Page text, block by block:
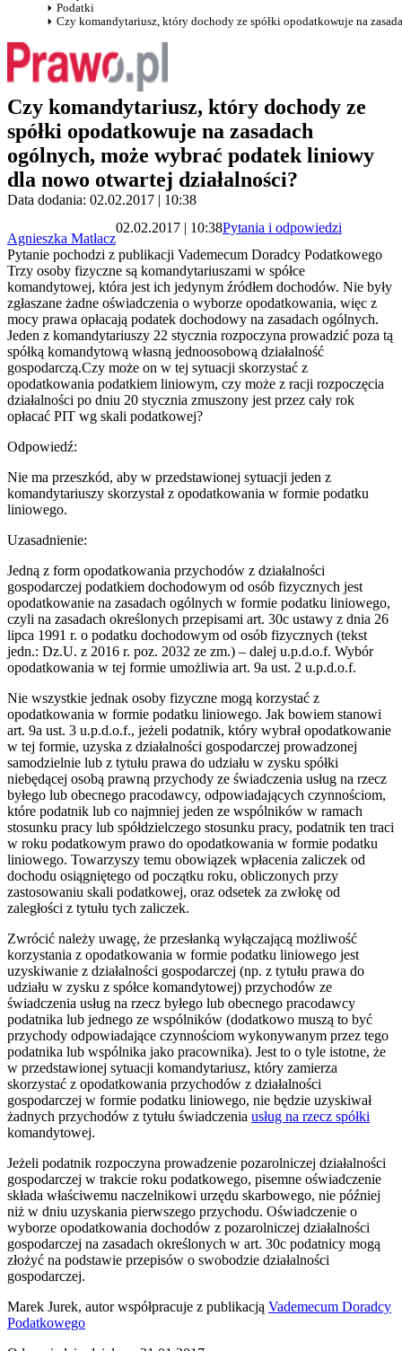
Podatki
Czy komandytariusz, który dochody ze spółki opodatkowuje na
Czy komandytariusz, który dochody ze
spółki opodatkowuje na zasadach
ogólnych, może wybrać podatek liniowy
dla nowo otwartej działalności?
Data dodania: 02.02.2017 | 10:38
Agnieszka Matłacz
02.02.2017 | 10:38Pytania i odpowiedzi
Pytanie pochodzi z publikacji Vademecum Doradcy Podatkowego
Trzy osoby fizyczne są komandytariuszami w spółce
komandytowej, która jest ich jedynym źródłem dochodów. Nie były
zgłaszane żadne oświadczenia o wyborze opodatkowania, więc z
mocy prawa opłacają podatek dochodowy na zasadach ogólnych.
Jeden z komandytariuszy 22 stycznia rozpoczyna prowadzić poza tą
spółką komandytową własną jednoosobową działalność
gospodarczą.Czy może on w tej sytuacji skorzystać z
opodatkowania podatkiem liniowym, czy może z racji rozpoczęcia
działalności po dniu 20 stycznia zmuszony jest przez cały rok
opłacać PIT wg skali podatkowej?
Odpowiedź:
Nie ma przeszkód, aby w przedstawionej sytuacji jeden z
komandytariuszy skorzystał z opodatkowania w formie podatku
liniowego.
Uzasadnienie:
Jedną z form opodatkowania przychodów z działalności
gospodarczej podatkiem dochodowym od osób fizycznych jest
opodatkowanie na zasadach ogólnych w formie podatku liniowego,
czyli na zasadach określonych przepisami art. 30c ustawy z dnia 26
lipca 1991 r. o podatku dochodowym od osób fizycznych (tekst
jedn.: Dz.U. z 2016 r. poz. 2032 ze zm.) – dalej u.p.d.o.f. Wybór
opodatkowania w tej formie umożliwia art. 9a ust. 2 u.p.d.o.f.
Nie wszystkie jednak osoby fizyczne mogą korzystać z
opodatkowania w formie podatku liniowego. Jak bowiem stanowi
art. 9a ust. 3 u.p.d.o.f., jeżeli podatnik, który wybrał opodatkowanie
w tej formie, uzyska z działalności gospodarczej prowadzonej
samodzielnie lub z tytułu prawa do udziału w zysku spółki
niebędącej osobą prawną przychody ze świadczenia usług na rzecz
byłego lub obecnego pracodawcy, odpowiadających czynnościom,
które podatnik lub co najmniej jeden ze wspólników w ramach
stosunku pracy lub spółdzielczego stosunku pracy, podatnik ten traci
w roku podatkowym prawo do opodatkowania w formie podatku
liniowego. Towarzyszy temu obowiązek wpłacenia zaliczek od
dochodu osiągniętego od początku roku, obliczonych przy
zastosowaniu skali podatkowej, oraz odsetek za zwłokę od
zaległości z tytułu tych zaliczek.
Zwrócić należy uwagę, że przesłanką wyłączającą możliwość
korzystania z opodatkowania w formie podatku liniowego jest
uzyskiwanie z działalności gospodarczej (np. z tytułu prawa do
udziału w zysku z spółce komandytowej) przychodów ze
świadczenia usług na rzecz byłego lub obecnego pracodawcy
podatnika lub jednego ze wspólników (dodatkowo muszą to być
przychody odpowiadające czynnościom wykonywanym przez tego
podatnika lub wspólnika jako pracownika). Jest to o tyle istotne, że
w przedstawionej sytuacji komandytariusz, który zamierza
skorzystać z opodatkowania przychodów z działalności
gospodarczej w formie podatku liniowego, nie będzie uzyskiwał
żadnych przychodów z tytułu świadczenia usług na rzecz spółki
komandytowej.
Jeżeli podatnik rozpoczyna prowadzenie pozarolniczej działalności
gospodarczej w trakcie roku podatkowego, pisemne oświadczenie
składa właściwemu naczelnikowi urzędu skarbowego, nie później
niż w dniu uzyskania pierwszego przychodu. Oświadczenie o
wyborze opodatkowania dochodów z pozarolniczej działalności
gospodarczej na zasadach określonych w art. 30c podatnicy mogą
złożyć na podstawie przepisów o swobodzie działalności
gospodarczej.
Marek Jurek, autor współpracuje z publikacją Vademecum Doradcy
Podatkowego